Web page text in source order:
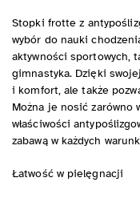
Stopki frotte z
wybór do nauki
aktywności sportowych,
gimnastyka. Dzięki
i komfort, ale także
Można je nosić zarówno
właściwości
zabawą w każdych
Łatwość w pielęgnacji